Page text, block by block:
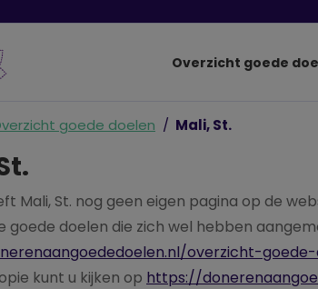
Overzicht goede
goede doelen Mali, St.
Mali, St. nog geen eigen pagina op de
goede doelen die zich wel hebben
overzicht-
kunt u kijken op https://